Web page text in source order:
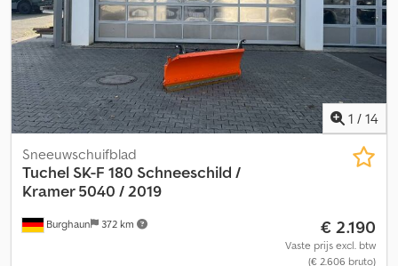
1 / 14
Burghaun 372 km
Sneeuwschuifblad
Tuchel SK-F 180 Schneeschild /
Kramer 5040 / 2019
€ 2.190
Vaste prijs excl. btw
(€ 2.606 bruto)